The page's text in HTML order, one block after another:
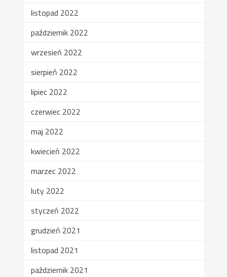
listopad 2022
październik 2022
wrzesień 2022
sierpień 2022
lipiec 2022
czerwiec 2022
maj 2022
kwiecień 2022
marzec 2022
luty 2022
styczeń 2022
grudzień 2021
listopad 2021
październik 2021